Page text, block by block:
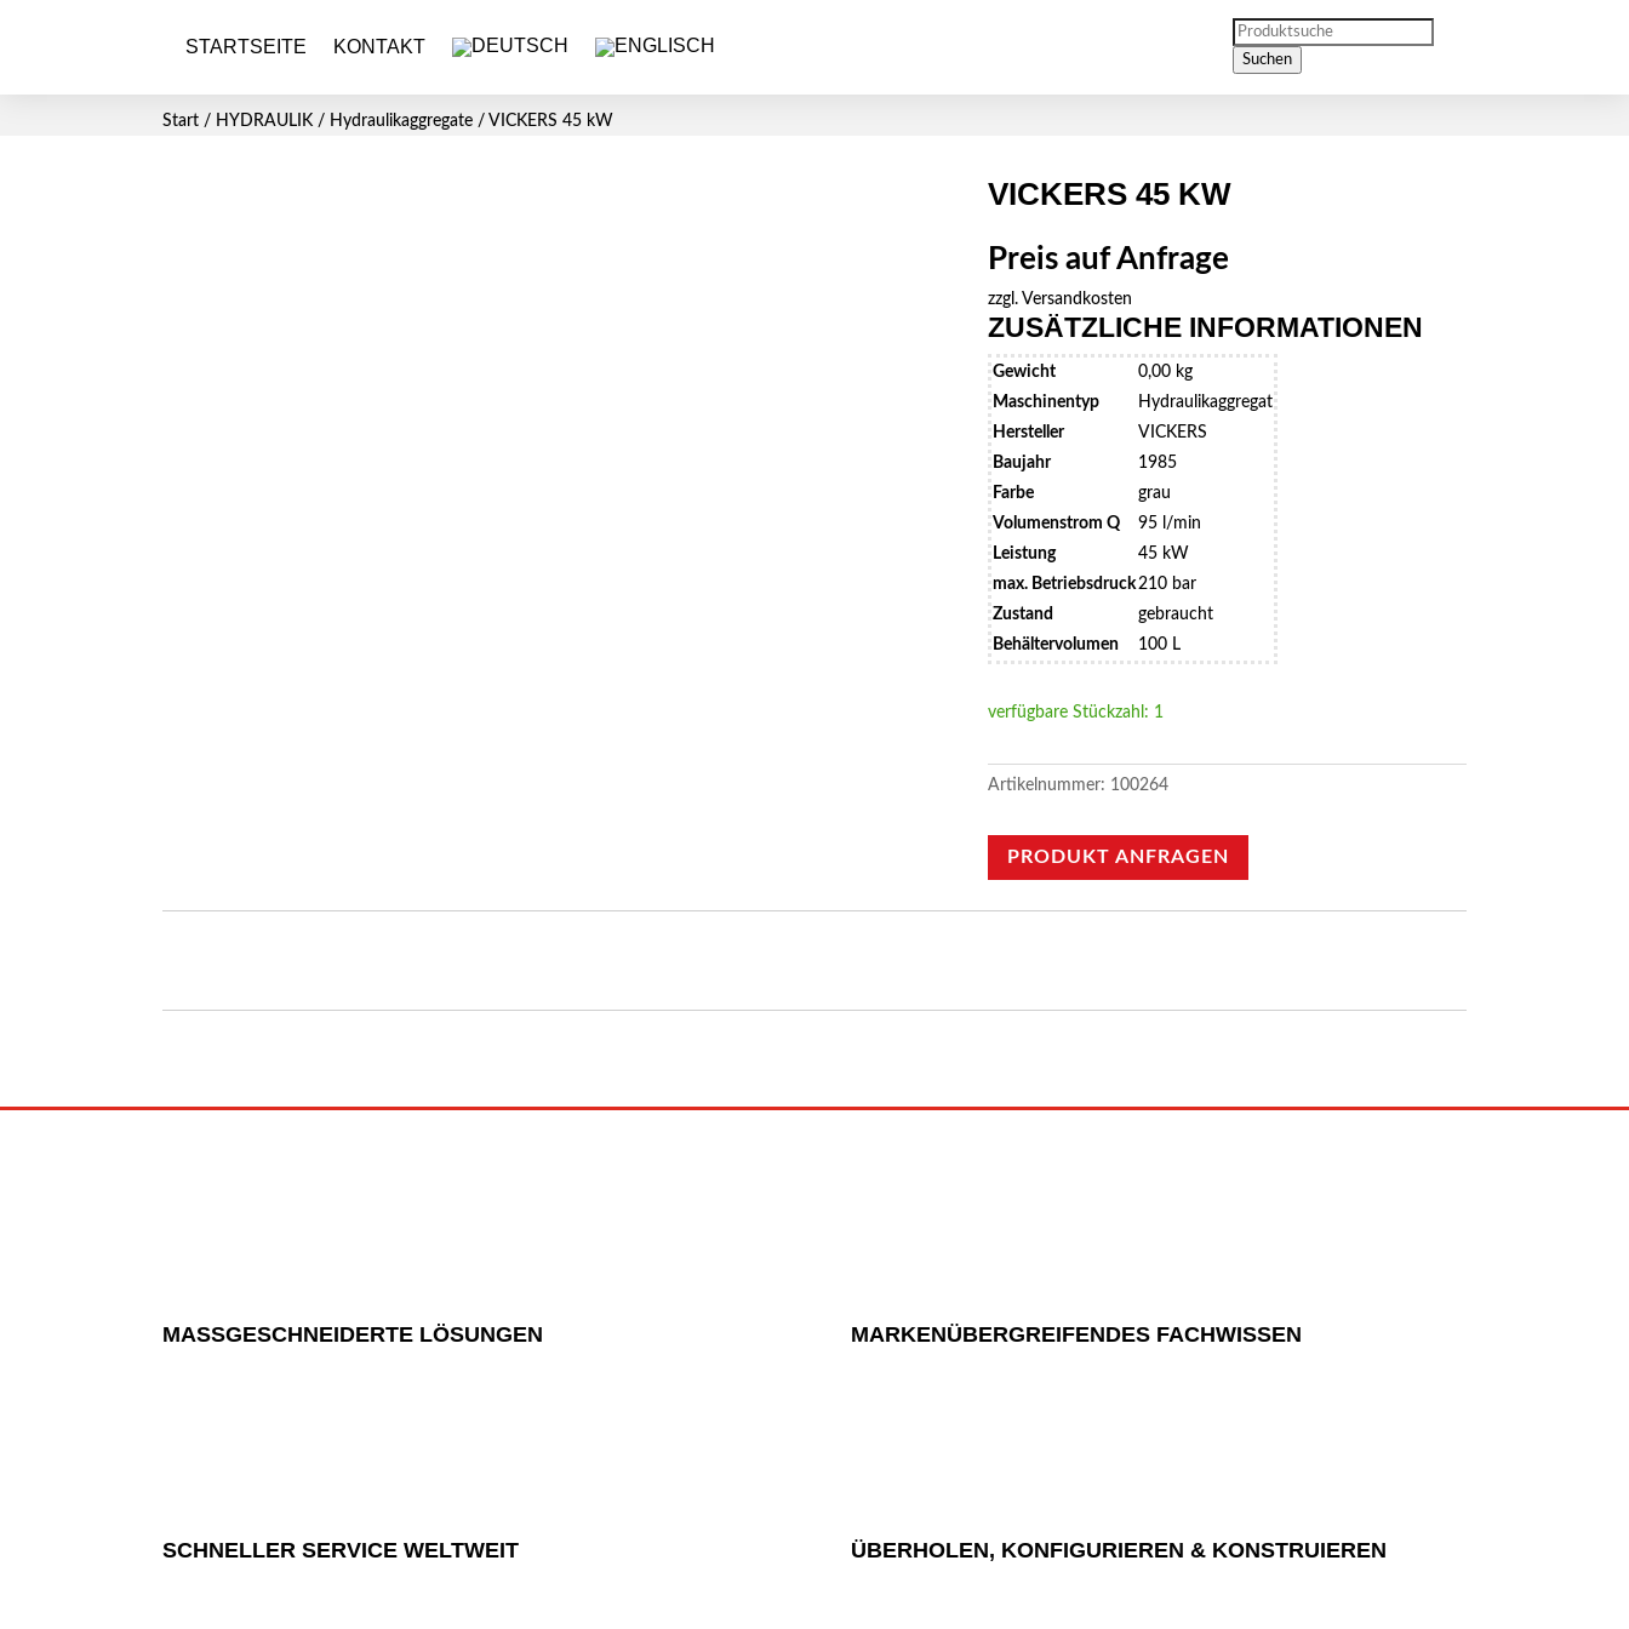
STARTSEITE KONTAKT
Products
search
Suchen
Start / HYDRAULIK / Hydraulikaggregate / VICKERS 45 kW
VICKERS 45 KW
Preis auf Anfrage
zzgl. Versandkosten
ZUSÄTZLICHE INFORMATIONEN
Gewicht
0,00 kg
Maschinentyp
Hydraulikaggregat
Hersteller
VICKERS
Baujahr
1985
Farbe
grau
Volumenstrom Q
95 l/min
Leistung
45 kW
max. Betriebsdruck 210 bar
Zustand
gebraucht
Behältervolumen
100 L
verfügbare Stückzahl: 1
Artikelnummer: 100264
PRODUKT ANFRAGEN
MASSGESCHNEIDERTE LÖSUNGEN MARKENÜBERGREIFENDES FACHWISSEN
SCHNELLER SERVICE WELTWEIT ÜBERHOLEN, KONFIGURIEREN & KONSTRUIEREN